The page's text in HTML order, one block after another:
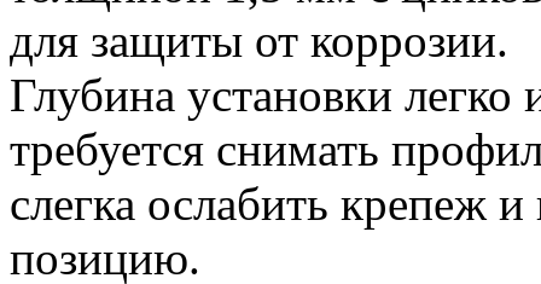
для защиты от коррозии.
Глубина установки легко
требуется снимать
слегка ослабить крепеж
позицию.